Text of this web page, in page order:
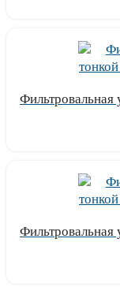
Фильтровальная
Фильтровальная